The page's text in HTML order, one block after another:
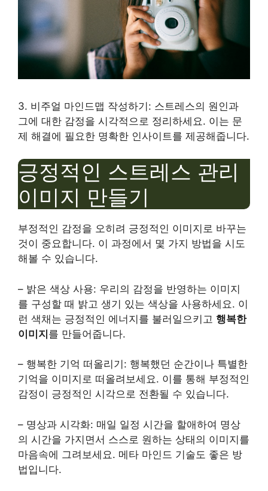
3. 비주얼 마인드맵 작성하기: 스트레스의 원인과
그에 대한 감정을 시각적으로 정리하세요. 이는 문
제 해결에 필요한 명확한 인사이트를 제공해줍니다.
긍정적인 스트레스 관리
이미지 만들기
부정적인 감정을 오히려 긍정적인 이미지로 바꾸는
것이 중요합니다. 이 과정에서 몇 가지 방법을 시도
해볼 수 있습니다.
– 밝은 색상 사용: 우리의 감정을 반영하는 이미지
를 구성할 때 밝고 생기 있는 색상을 사용하세요. 이
런 색채는 긍정적인 에너지를 불러일으키고 행복한
이미지를 만들어줍니다.
– 행복한 기억 떠올리기: 행복했던 순간이나 특별한
기억을 이미지로 떠올려보세요. 이를 통해 부정적인
감정이 긍정적인 시각으로 전환될 수 있습니다.
– 명상과 시각화: 매일 일정 시간을 할애하여 명상
의 시간을 가지면서 스스로 원하는 상태의 이미지를
마음속에 그려보세요. 메타 마인드 기술도 좋은 방
법입니다.